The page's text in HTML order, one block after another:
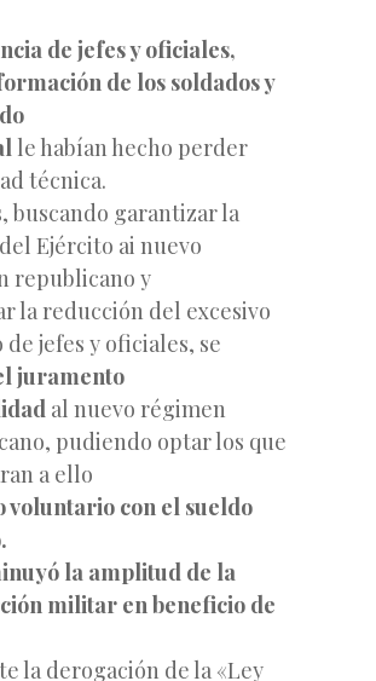
de jefes y oficiales,
de los soldados y
le habían hecho perder
técnica.
buscando garantizar la
Ejército ai nuevo
republicano y
la reducción del excesivo
jefes y oficiales, se
juramento
al nuevo régimen
pudiendo optar los que
a ello
voluntario con el sueldo
la amplitud de la
militar en beneficio de
la derogación de la «Ley